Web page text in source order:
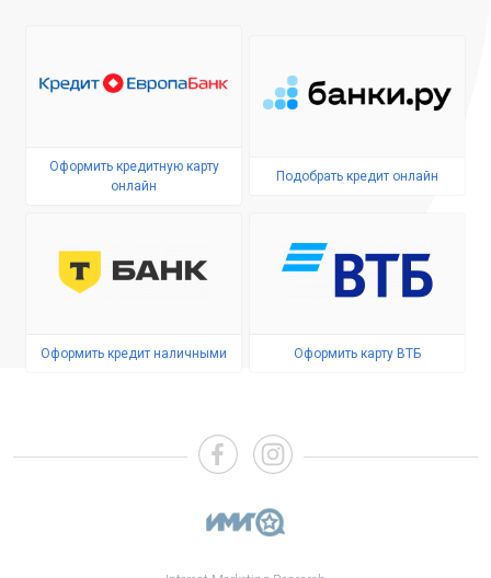
Оформить кредитную карту
онлайн
Подобрать кредит онлайн
Оформить кредит наличными Оформить карту ВТБ